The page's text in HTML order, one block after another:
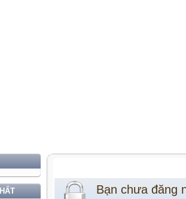
Bạn chưa đăng